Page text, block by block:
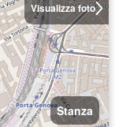
Visualizza foto
Stanza